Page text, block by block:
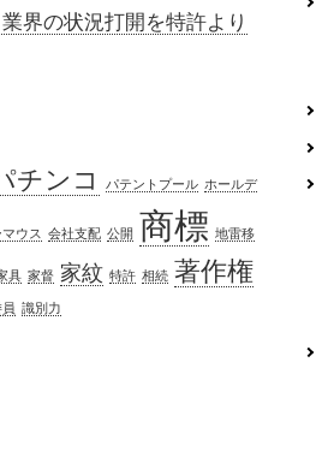
界の状況打開を特許より
チンコ パテントプール ホールデ
ウス 会社支配 公開 商標 地雷移
具 家督 家紋 特許 相続 著作権
識別力